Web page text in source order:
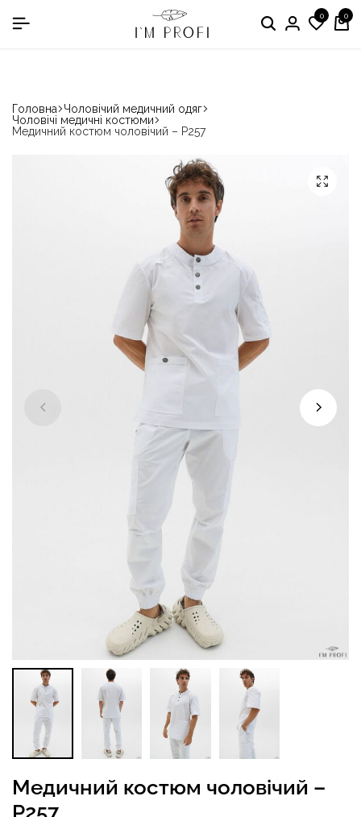
в номінації «Кращій виробник медичного одягу» 0 0
Головна
Чоловічий медичний одяг
Чоловічі медичні костюми
Медичний костюм чоловічий – P257
Медичний костюм чоловічий –
P257